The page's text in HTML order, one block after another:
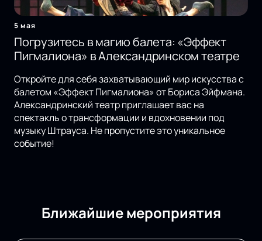
5 мая
Погрузитесь в магию балета: «Эффект
Пигмалиона» в Александринском театре
Откройте для себя захватывающий мир искусства с
балетом «Эффект Пигмалиона» от Бориса Эйфмана.
Александринский театр приглашает вас на
спектакль о трансформации и вдохновении под
музыку Штрауса. Не пропустите это уникальное
событие!
Ближайшие мероприятия